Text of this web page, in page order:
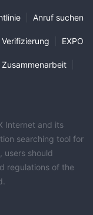
Anruf suchen
EXPO
Zusammenarbeit
Internet and its
searching tool for
users should
regulations of the